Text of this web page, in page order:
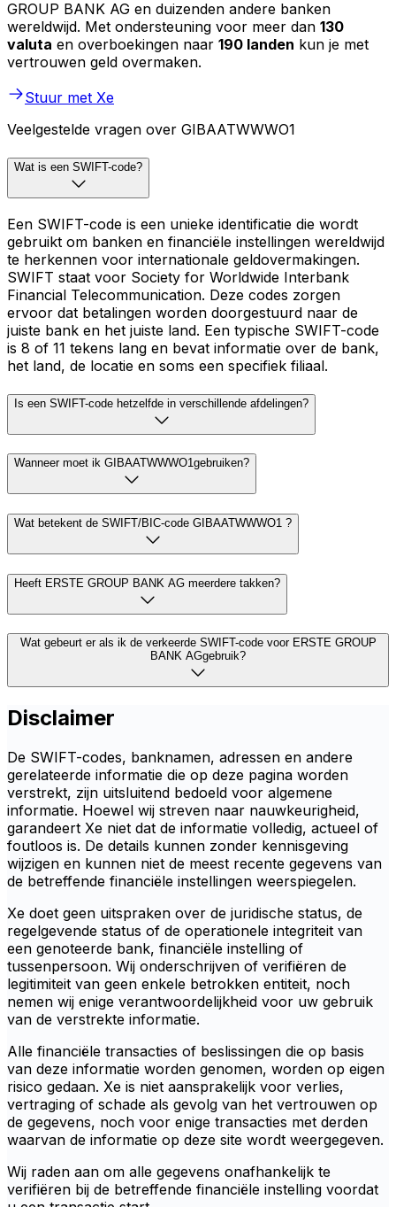
GROUP BANK AG en duizenden andere banken
wereldwijd. Met ondersteuning voor meer dan 130
valuta en overboekingen naar 190 landen kun je met
vertrouwen geld overmaken.
Stuur met Xe
Veelgestelde vragen over GIBAATWWWO1
Wat is een SWIFT-code?
Een SWIFT-code is een unieke identificatie die wordt
gebruikt om banken en financiële instellingen wereldwijd
te herkennen voor internationale geldovermakingen.
SWIFT staat voor Society for Worldwide Interbank
Financial Telecommunication. Deze codes zorgen
ervoor dat betalingen worden doorgestuurd naar de
juiste bank en het juiste land. Een typische SWIFT-code
is 8 of 11 tekens lang en bevat informatie over de bank,
het land, de locatie en soms een specifiek filiaal.
Is een SWIFT-code hetzelfde in verschillende afdelingen?
Wanneer moet ik GIBAATWWWO1gebruiken?
Wat betekent de SWIFT/BIC-code GIBAATWWWO1 ?
Heeft ERSTE GROUP BANK AG meerdere takken?
Wat gebeurt er als ik de verkeerde SWIFT-code voor ERSTE GROUP
BANK AGgebruik?
Disclaimer
De SWIFT-codes, banknamen, adressen en andere
gerelateerde informatie die op deze pagina worden
verstrekt, zijn uitsluitend bedoeld voor algemene
informatie. Hoewel wij streven naar nauwkeurigheid,
garandeert Xe niet dat de informatie volledig, actueel of
foutloos is. De details kunnen zonder kennisgeving
wijzigen en kunnen niet de meest recente gegevens van
de betreffende financiële instellingen weerspiegelen.
Xe doet geen uitspraken over de juridische status, de
regelgevende status of de operationele integriteit van
een genoteerde bank, financiële instelling of
tussenpersoon. Wij onderschrijven of verifiëren de
legitimiteit van geen enkele betrokken entiteit, noch
nemen wij enige verantwoordelijkheid voor uw gebruik
van de verstrekte informatie.
Alle financiële transacties of beslissingen die op basis
van deze informatie worden genomen, worden op eigen
risico gedaan. Xe is niet aansprakelijk voor verlies,
vertraging of schade als gevolg van het vertrouwen op
de gegevens, noch voor enige transacties met derden
waarvan de informatie op deze site wordt weergegeven.
Wij raden aan om alle gegevens onafhankelijk te
verifiëren bij de betreffende financiële instelling voordat